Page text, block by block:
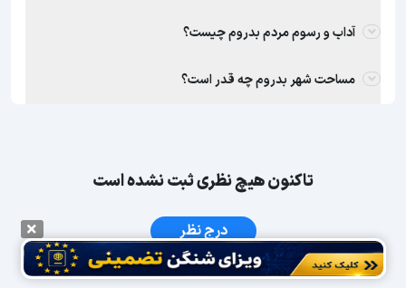
آداب و رسوم مردم بدروم چیست؟
مساحت شهر بدروم چه قدر است؟
تاکنون هیچ نظری ثبت نشده است
درج نظر